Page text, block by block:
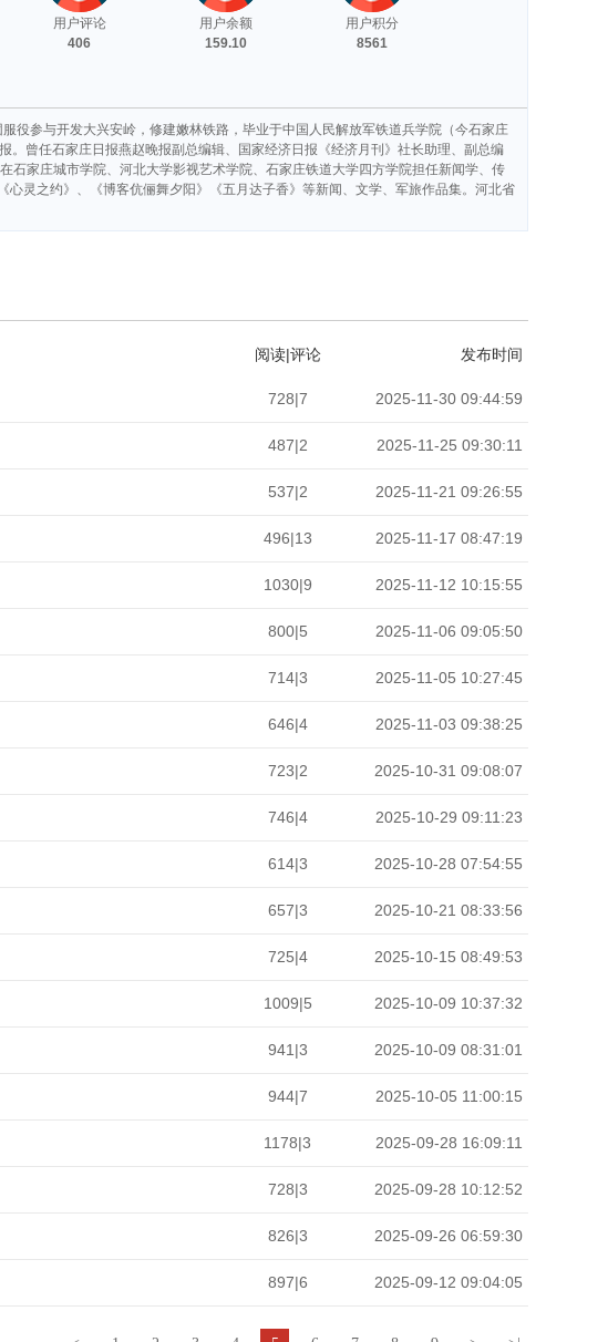
用户评论
406
用户余额
159.10
用户积分
8561
役参与开发大兴安岭，修建嫩林铁路，毕业于中国人民解放军铁道兵学院（今石家庄
曾任石家庄日报燕赵晚报副总编辑、国家经济日报《经济月刊》社长助理、副总编
家庄城市学院、河北大学影视艺术学院、石家庄铁道大学四方学院担任新闻学、传
灵之约》、《博客伉俪舞夕阳》《五月达子香》等新闻、文学、军旅作品集。河北省
阅读|评论 发布时间
728|7 2025-11-30 09:44:59
487|2 2025-11-25 09:30:11
537|2 2025-11-21 09:26:55
496|13 2025-11-17 08:47:19
1030|9 2025-11-12 10:15:55
800|5 2025-11-06 09:05:50
714|3 2025-11-05 10:27:45
646|4 2025-11-03 09:38:25
723|2 2025-10-31 09:08:07
746|4 2025-10-29 09:11:23
614|3 2025-10-28 07:54:55
657|3 2025-10-21 08:33:56
725|4 2025-10-15 08:49:53
1009|5 2025-10-09 10:37:32
941|3 2025-10-09 08:31:01
944|7 2025-10-05 11:00:15
1178|3 2025-09-28 16:09:11
728|3 2025-09-28 10:12:52
826|3 2025-09-26 06:59:30
897|6 2025-09-12 09:04:05